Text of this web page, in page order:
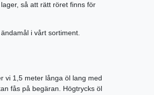
så att rätt röret finns för
i vårt sortiment.
vi 1,5 meter långa öl lang med
fås på begäran. Högtrycks öl